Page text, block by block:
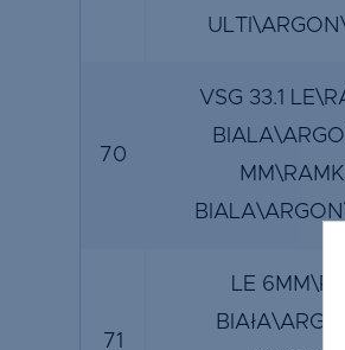
70
VSG 33.1
71
LE